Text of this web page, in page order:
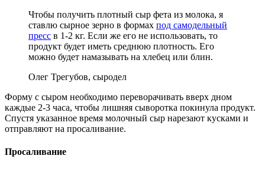
Чтобы получить плотный сыр фета из молока, я
ставлю сырное зерно в формах под самодельный
пресс в 1-2 кг. Если же его не использовать, то
продукт будет иметь среднюю плотность. Его
можно будет намазывать на хлебец или блин.
Олег Трегубов, сыродел
Форму с сыром необходимо переворачивать вверх дном
каждые 2-3 часа, чтобы лишняя сыворотка покинула продукт.
Спустя указанное время молочный сыр нарезают кусками и
отправляют на просаливание.
Просаливание